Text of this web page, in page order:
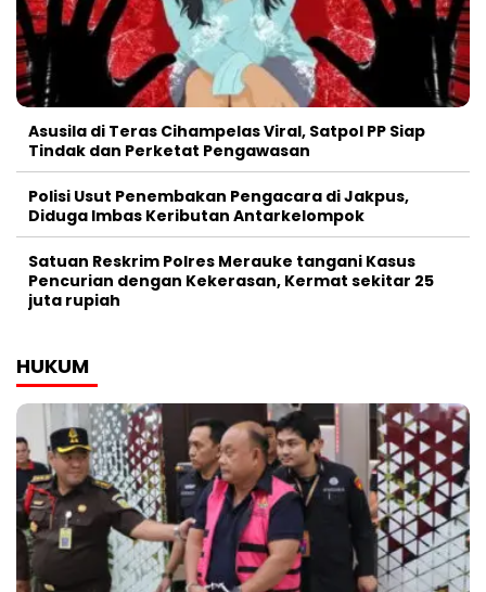
Asusila di Teras Cihampelas Viral, Satpol PP Siap
Tindak dan Perketat Pengawasan
Polisi Usut Penembakan Pengacara di Jakpus,
Diduga Imbas Keributan Antarkelompok
Satuan Reskrim Polres Merauke tangani Kasus
Pencurian dengan Kekerasan, Kermat sekitar 25
juta rupiah
HUKUM